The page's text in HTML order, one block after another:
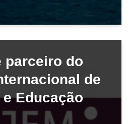
parceiro do
de
Educação